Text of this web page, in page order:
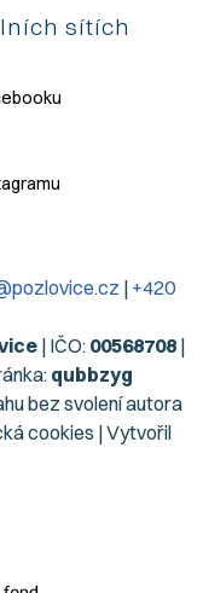
sítích
| +420
| IČO: 00568708|
qubbzyg
bez svolení autora
cookies | Vytvořil